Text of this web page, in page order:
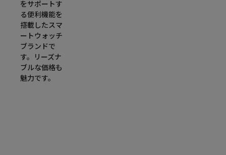
をサポートす
る便利機能を
搭載したスマ
ートウォッチ
ブランドで
す。リーズナ
ブルな価格も
魅力です。